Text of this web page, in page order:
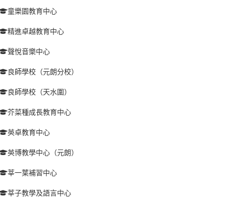
童樂園教育中心
精進卓越教育中心
聲悅音樂中心
良師學校（元朗分校）
良師學校（天水圍）
芥菜種成長教育中心
英卓教育中心
英博教學中心（元朗）
莘一葉補習中心
莘子教學及語言中心